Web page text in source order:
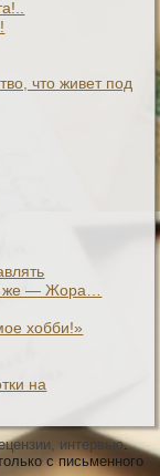
что живет под
же — Жора…
хобби!»
на
интервью.
с письменного